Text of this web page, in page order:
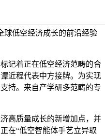
球低空经济成长的前沿经验
着正在低空经济范畴的合
近程代表中方接牌。为实现
持。来自产学研多范畴的专
质量成长的新增加点，并
在“低空智能体手艺立异取